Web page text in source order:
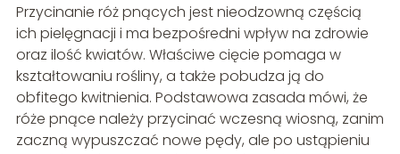
Przycinanie róż pnących jest nieodzowną częścią
ich pielęgnacji i ma bezpośredni wpływ na zdrowie
oraz ilość kwiatów. Właściwe cięcie pomaga w
kształtowaniu rośliny, a także pobudza ją do
obfitego kwitnienia. Podstawowa zasada mówi, że
róże pnące należy przycinać wczesną wiosną, zanim
zaczną wypuszczać nowe pędy, ale po ustąpieniu